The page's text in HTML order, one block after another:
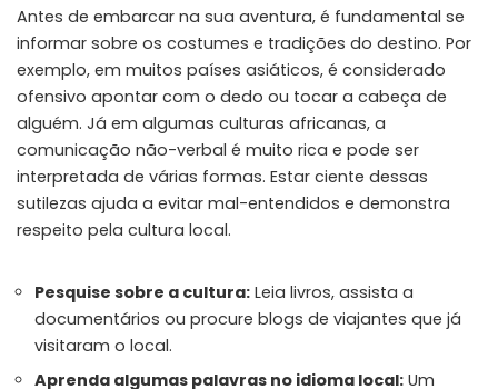
Antes de embarcar na sua aventura, é fundamental se
informar sobre os costumes e tradições do destino. Por
exemplo, em muitos países asiáticos, é considerado
ofensivo apontar com o dedo ou tocar a cabeça de
alguém. Já em algumas culturas africanas, a
comunicação não-verbal é muito rica e pode ser
interpretada de várias formas. Estar ciente dessas
sutilezas ajuda a evitar mal-entendidos e demonstra
respeito pela cultura local.
Pesquise sobre a cultura: Leia livros, assista a
documentários ou procure blogs de viajantes que já
visitaram o local.
Aprenda algumas palavras no idioma local: Um